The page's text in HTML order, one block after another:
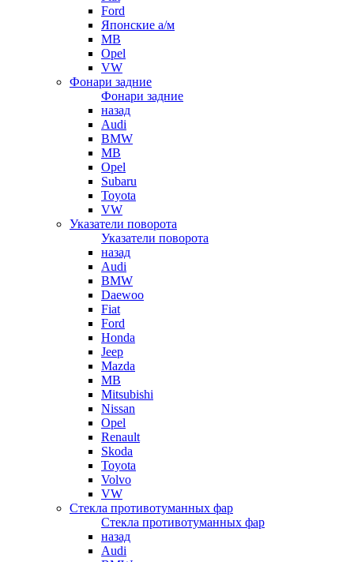
Ford
Японские а/м
MB
Opel
VW
Фонари задние
Фонари задние
назад
Audi
BMW
MB
Opel
Subaru
Toyota
VW
Указатели поворота
Указатели поворота
назад
Audi
BMW
Daewoo
Fiat
Ford
Honda
Jeep
Mazda
MB
Mitsubishi
Nissan
Opel
Renault
Skoda
Toyota
Volvo
VW
Стекла противотуманных фар
Стекла противотуманных фар
назад
Audi